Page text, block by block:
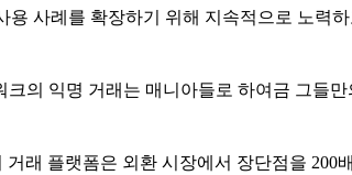
사례를 확장하기 위해 지속적으로 노력하
의 익명 거래는 매니아들로 하여금 그들만
래 플랫폼은 외환 시장에서 장단점을 200